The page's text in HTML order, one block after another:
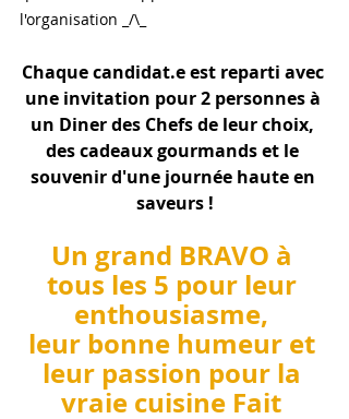
l'organisation _/\_
Chaque candidat.e est reparti avec
une invitation pour 2 personnes à
un Diner des Chefs de leur choix,
des cadeaux gourmands et le
souvenir d'une journée haute en
saveurs !
Un grand BRAVO à
tous les 5 pour leur
enthousiasme,
leur bonne humeur et
leur passion pour la
vraie cuisine Fait